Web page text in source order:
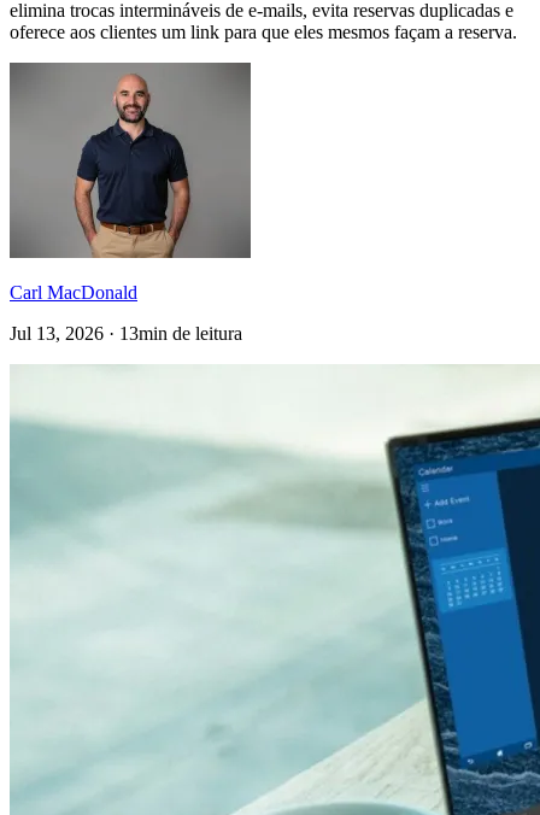
elimina trocas intermináveis de e-mails, evita reservas duplicadas e
oferece aos clientes um link para que eles mesmos façam a reserva.
Carl MacDonald
Jul 13, 2026 · 13min de leitura